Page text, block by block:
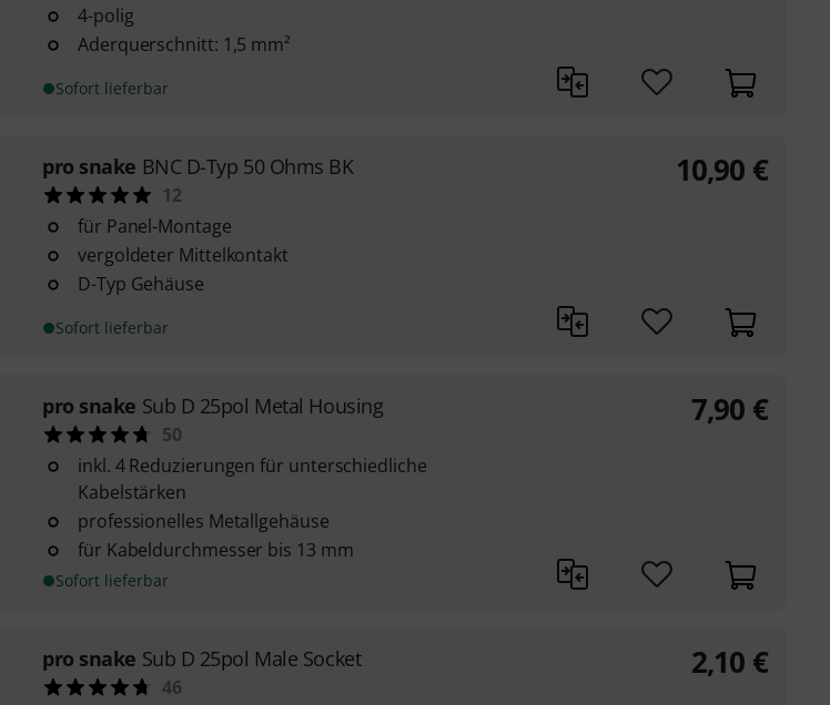
4-polig
Aderquerschnitt: 1,5 mm²
Sofort lieferbar
pro snake BNC D-Typ 50 Ohms BK
12
für Panel-Montage
vergoldeter Mittelkontakt
D-Typ Gehäuse
Sofort lieferbar
10,90 €
pro snake Sub D 25pol Metal Housing
50
inkl. 4 Reduzierungen für unterschiedliche
Kabelstärken
professionelles Metallgehäuse
für Kabeldurchmesser bis 13 mm
Sofort lieferbar
7,90 €
pro snake Sub D 25pol Male Socket
46
2,10 €